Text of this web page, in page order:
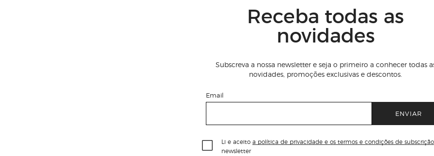
Receba todas as
novidades
Subscreva a nossa newsletter e seja o primeiro a conhecer todas
novidades, promoções exclusivas e descontos.
Email
ENVIAR
Li e aceito a política de privacidade e os termos e condições de subscrição
newsletter